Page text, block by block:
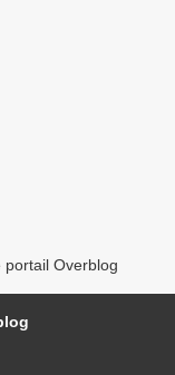
portail Overblog